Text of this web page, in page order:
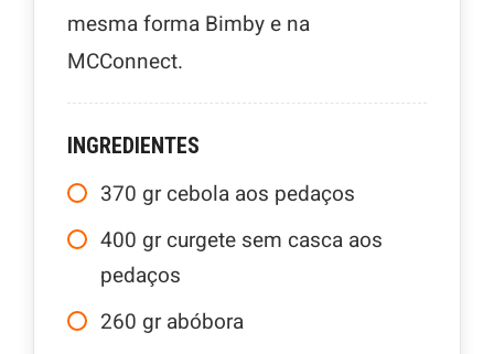
mesma forma Bimby e na
MCConnect.
INGREDIENTES
370 gr cebola aos pedaços
400 gr curgete sem casca aos
pedaços
260 gr abóbora